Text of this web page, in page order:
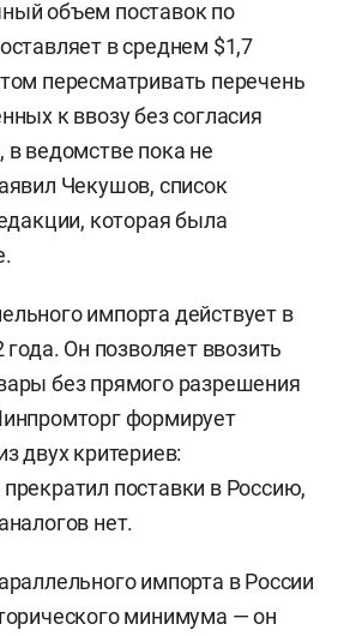
объем поставок по
в среднем $1,7
пересматривать перечень
к ввозу без согласия
в ведомстве пока не
Чекушов, список
которая была
импорта действует в
Он позволяет ввозить
без прямого разрешения
формирует
двух критериев:
поставки в Россию,
нет.
импорта в России
минимума — он